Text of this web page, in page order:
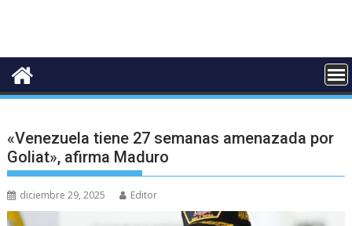
«Venezuela tiene 27 semanas amenazada por
Goliat», afirma Maduro
diciembre 29, 2025 Editor